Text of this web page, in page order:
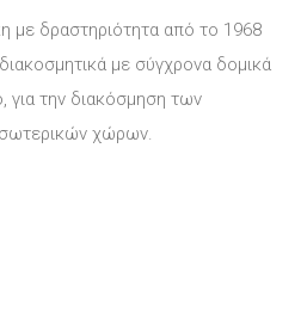
με δραστηριότητα από το 1968
με σύγχρονα δομικά
για την διακόσμηση των
χώρων.